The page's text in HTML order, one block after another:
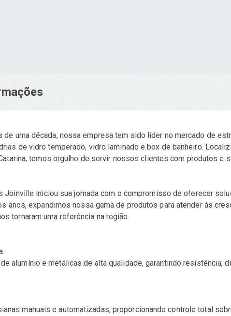
uma década, nossa empresa tem sido líder no mercado de
de vidro temperado, vidro laminado e box de banheiro.
temos orgulho de servir nossos clientes com produtos e
Joinville iniciou sua jornada com o compromisso de oferecer
anos, expandimos nossa gama de produtos para atender às
tornaram uma referência na região.
alumínio e metálicas de alta qualidade, garantindo resistência,
manuais e automatizadas, proporcionando controle total